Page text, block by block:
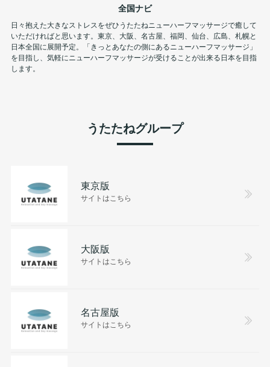
全国ナビ
日々抱えた大きなストレスをぜひうたたねニューハーフマッサージで癒して
いただければと思います。東京、大阪、名古屋、福岡、仙台、広島、札幌と
日本全国に展開予定。「きっとあなたの側にあるニューハーフマッサージ」
を目指し、気軽にニューハーフマッサージが受けることが出来る日本を目指
します。
うたたねグループ
東京版
サイトはこちら
大阪版
サイトはこちら
名古屋版
サイトはこちら